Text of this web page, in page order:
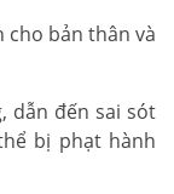
cho bản thân và
dẫn đến sai sót
bị phạt hành